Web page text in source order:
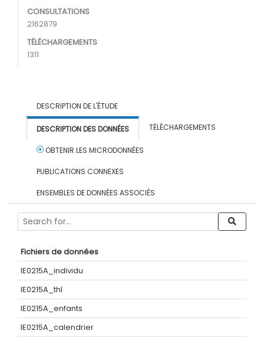
CONSULTATIONS
2162879
TÉLÉCHARGEMENTS
1311
DESCRIPTION DE L'ÉTUDE
DESCRIPTION DES DONNÉES TÉLÉCHARGEMENTS
OBTENIR LES MICRODONNÉES
PUBLICATIONS CONNEXES
ENSEMBLES DE DONNÉES ASSOCIÉS
Fichiers de données
IE0215A_individu
IE0215A_thl
IE0215A_enfants
IE0215A_calendrier